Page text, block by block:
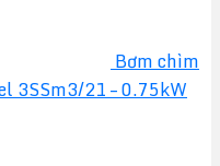
Bơm chìm
3SSm3/21 – 0.75kW